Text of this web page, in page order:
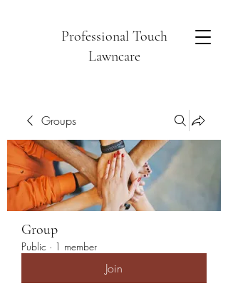
Professional Touch
Lawncare
Groups
Group
Public · 1 member
Join